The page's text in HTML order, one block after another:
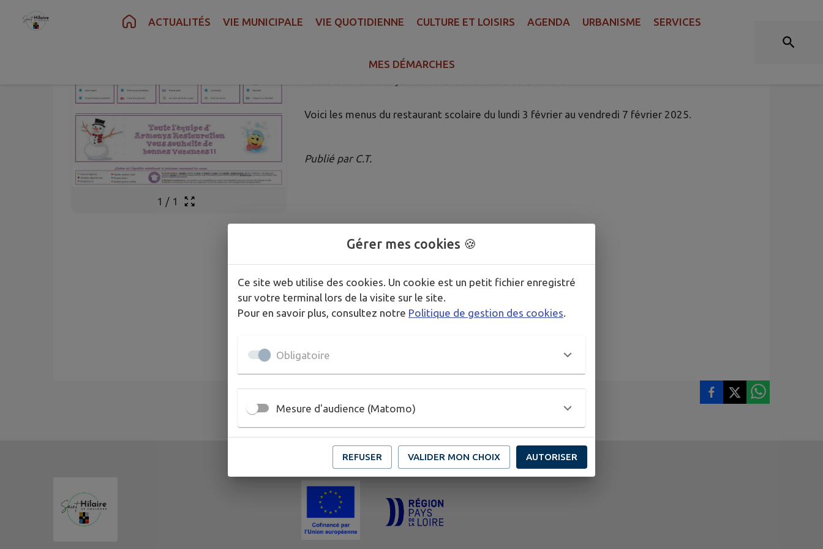
Contenu Recherche Pied de page
ACTUALITÉS VIE MUNICIPALE VIE QUOTIDIENNE CULTURE ET LOISIRS AGENDA URBANISME SERVICES
MES DÉMARCHES
1 / 1
Voici les menus du restaurant scolaire du lundi 3 février au vendredi 7 février 2025.
Publié par C.T.
Gérer mes cookies 🍪
Ce site web utilise des cookies. Un cookie est un petit fichier enregistré
sur votre terminal lors de la visite sur le site.
Pour en savoir plus, consultez notre Politique de gestion des cookies.
Obligatoire
Mesure d'audience (Matomo)
REFUSER VALIDER MON CHOIX AUTORISER